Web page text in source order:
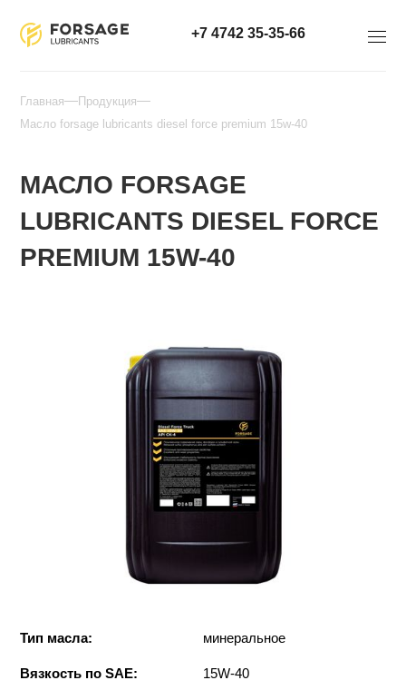
+7 4742 35-35-66
Главная
Продукция
Масло forsage lubricants diesel force premium 15w-40
МАСЛО FORSAGE
LUBRICANTS DIESEL FORCE
PREMIUM 15W-40
Тип масла: минеральное
Вязкость по SAE: 15W-40